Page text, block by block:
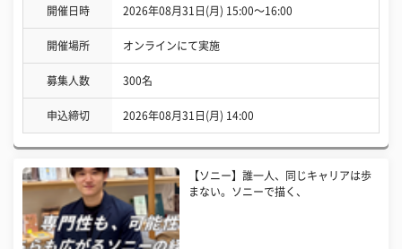
開催日時 2026年08月31日(月) 15:00〜16:00
開催場所 オンラインにて実施
募集人数 300名
申込締切 2026年08月31日(月) 14:00
【ソニー】誰一人、同じキャリアは歩
まない。ソニーで描く、